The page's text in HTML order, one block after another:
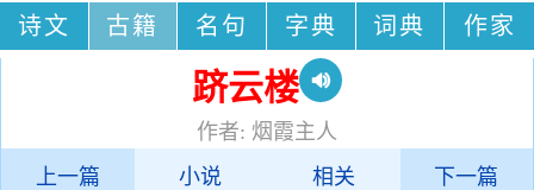
诗文 古籍 名句 字典 词典 作家
跻云楼
作者: 烟霞主人
上一篇
小说 相关 下一篇